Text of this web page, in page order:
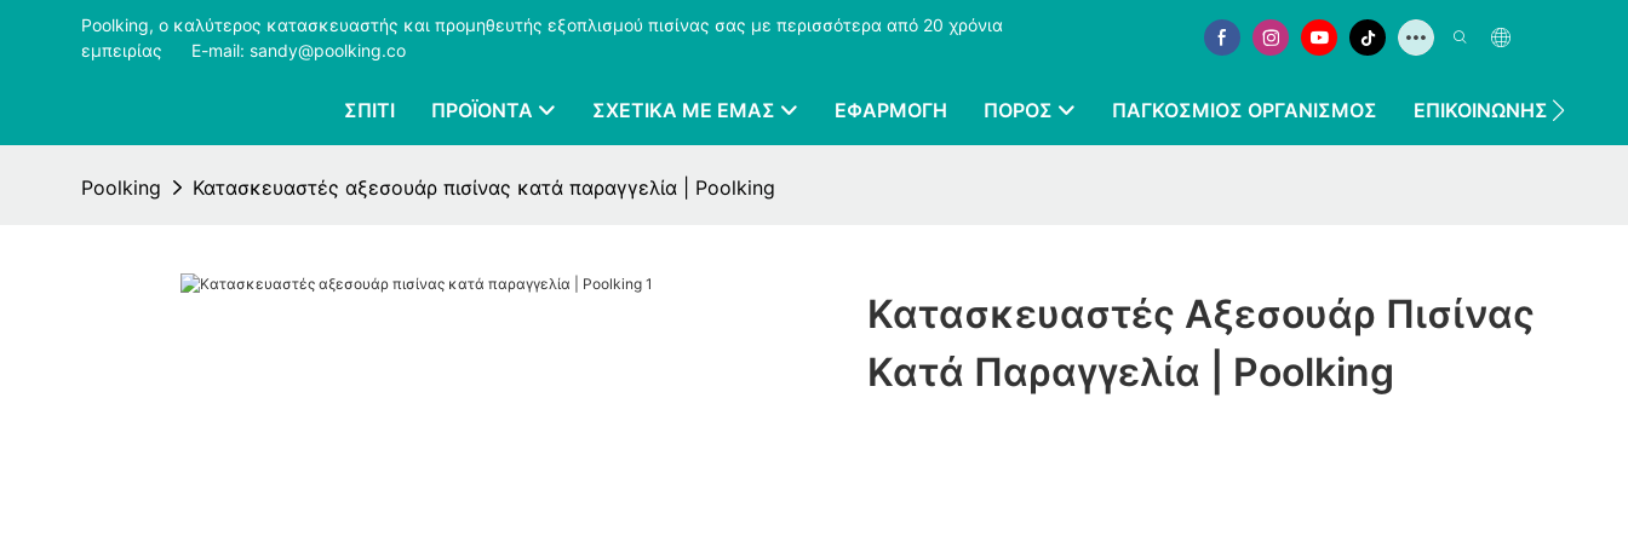
Poolking, ο καλύτερος κατασκευαστής και προμηθευτής εξοπλισμού πισίνας σας με περισσότερα από 20 χρόνια
εμπειρίας
E-mail: sandy@poolking.co
ΣΠΊΤΙ ΠΡΟΪΌΝΤΑ ΣΧΕΤΙΚΆ ΜΕ ΕΜΆΣ ΕΦΑΡΜΟΓΉ ΠΌΡΟΣ ΠΑΓΚΌΣΜΙΟΣ ΟΡΓΑΝΙΣΜΌΣ ΕΠΙΚΟΙΝΩΝΉΣΤΕ
Poolking Κατασκευαστές αξεσουάρ πισίνας κατά παραγγελία | Poolking
Κατασκευαστές Αξεσουάρ Πισίνας
Κατά Παραγγελία | Poolking